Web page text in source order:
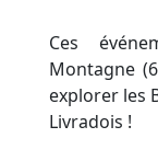
Ces
Montagne
explorer les
Livradois !